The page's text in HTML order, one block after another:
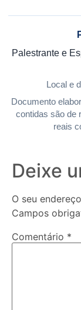
Palestrante e
Local e
Documento
contidas são de
reais
Deixe
O seu
Campos
Comentário *